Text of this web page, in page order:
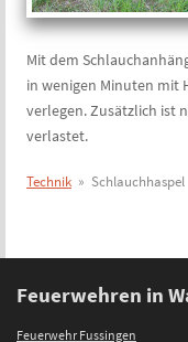
Mit dem
in wenigen Minuten mit
verlegen. Zusätzlich ist
verlastet.
Technik» Schlauchhaspel
Feuerwehren in
Feuerwehr Fussingen